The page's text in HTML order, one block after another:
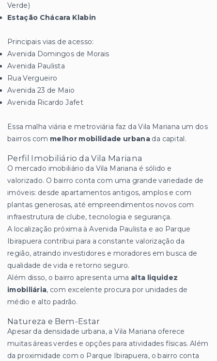
Verde)
Estação Chácara Klabin
Principais vias de acesso:
Avenida Domingos de Morais
Avenida Paulista
Rua Vergueiro
Avenida 23 de Maio
Avenida Ricardo Jafet
Essa malha viária e metroviária faz da Vila Mariana um dos
bairros com melhor mobilidade urbanada capital.
Perfil Imobiliário da Vila Mariana
O mercado imobiliário da Vila Mariana é sólido e
valorizado. O bairro conta com uma grande variedade de
imóveis: desde apartamentos antigos, amplos e com
plantas generosas, até empreendimentos novos com
infraestrutura de clube, tecnologia e segurança.
A localização próxima à Avenida Paulista e ao Parque
Ibirapuera contribui para a constante valorização da
região, atraindo investidores e moradores em busca de
qualidade de vida e retorno seguro.
Além disso, o bairro apresenta uma alta liquidez
imobiliária, com excelente procura por unidades de
médio e alto padrão.
Natureza e Bem-Estar
Apesar da densidade urbana, a Vila Mariana oferece
muitas áreas verdes e opções para atividades físicas. Além
da proximidade com o Parque Ibirapuera, o bairro conta